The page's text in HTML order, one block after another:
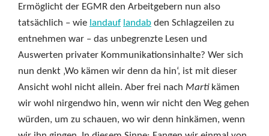
Ermöglicht der EGMR den Arbeitgebern nun also
tatsächlich – wie landauf landab den Schlagzeilen zu
entnehmen war – das unbegrenzte Lesen und
Auswerten privater Kommunikationsinhalte? Wer sich
nun denkt ‚Wo kämen wir denn da hin‘, ist mit dieser
Ansicht wohl nicht allein. Aber frei nach Martikämen
wir wohl nirgendwo hin, wenn wir nicht den Weg gehen
würden, um zu schauen, wo wir denn hinkämen, wenn